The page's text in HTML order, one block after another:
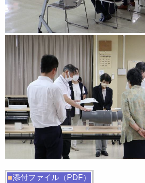
■添付ファイル（PDF）